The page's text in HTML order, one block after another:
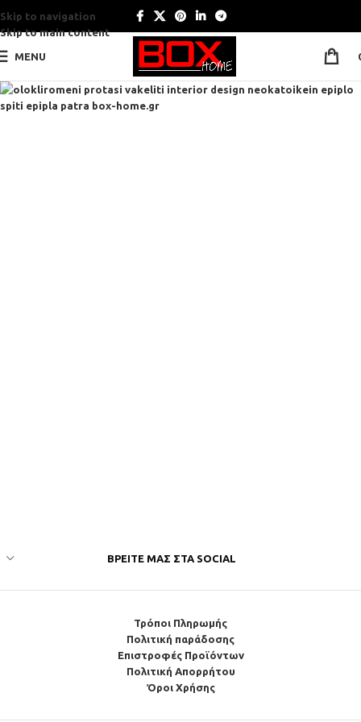
Skip to navigation
Skip to main content
MENU
ΒΡΕΊΤΕ ΜΑΣ ΣΤΑ SOCIAL
Τρόποι Πληρωμής
Πολιτική παράδοσης
Επιστροφές Προϊόντων
Πολιτική Απορρήτου
Όροι Χρήσης